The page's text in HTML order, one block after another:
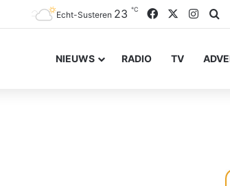
Echt-Susteren 23 ℃ Facebook
NIEUWS RADIO TV